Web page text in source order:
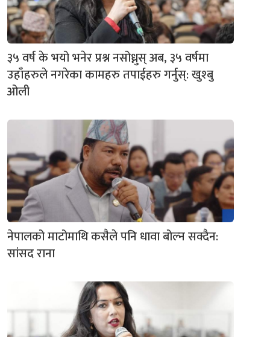
३५ वर्ष के भयो भनेर प्रश्न नसोध्नुस् अब, ३५ वर्षमा
उहाँहरुले नगरेका कामहरु तपाईहरु गर्नुस्: खुश्बु
ओली
नेपालको माटोमाथि कसैले पनि धावा बोल्न सक्दैन:
सांसद राना